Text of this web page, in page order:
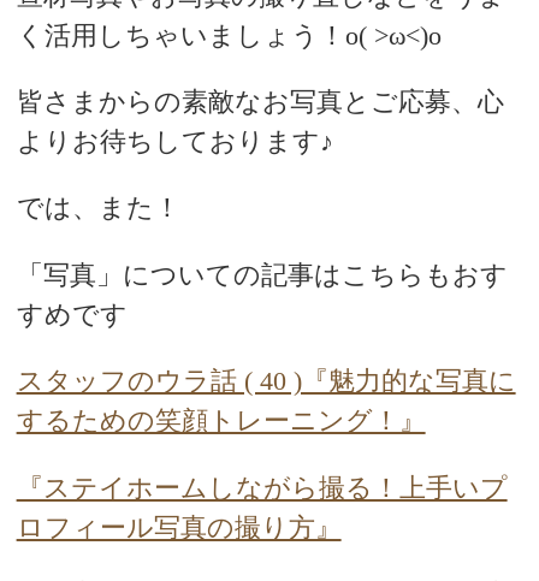
く活用しちゃいましょう！o( >ω<)o
皆さまからの素敵なお写真とご応募、心
よりお待ちしております♪
では、また！
「写真」についての記事はこちらもおす
すめです
スタッフのウラ話 ( 40 )『魅力的な写真に
するための笑顔トレーニング！』
『ステイホームしながら撮る！上手いプ
ロフィール写真の撮り方』